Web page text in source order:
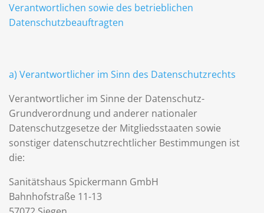
Verantwortlichen sowie des betrieblichen
Datenschutzbeauftragten
a) Verantwortlicher im Sinn des Datenschutzrechts
Verantwortlicher im Sinne der Datenschutz-
Grundverordnung und anderer nationaler
Datenschutzgesetze der Mitgliedsstaaten sowie
sonstiger datenschutzrechtlicher Bestimmungen ist
die:
Sanitätshaus Spickermann GmbH
Bahnhofstraße 11-13